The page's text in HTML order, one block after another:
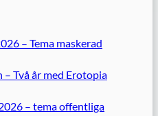
– Tema maskerad
Två år med Erotopia
– tema offentliga